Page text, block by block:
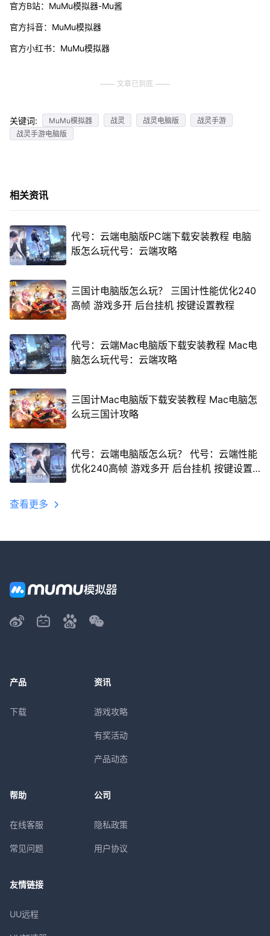
官方B站：MuMu模拟器-Mu酱
官方抖音：MuMu模拟器
官方小红书：MuMu模拟器
文章已到底
关键词: MuMu模拟器 战灵 战灵电脑版
战灵手游
战灵手游电脑版
相关资讯
代号：云端电脑版PC端下载安装教程 电脑
版怎么玩代号：云端攻略
三国计电脑版怎么玩？ 三国计性能优化240
高帧 游戏多开 后台挂机 按键设置教程
代号：云端Mac电脑版下载安装教程 Mac电
脑怎么玩代号：云端攻略
三国计Mac电脑版下载安装教程 Mac电脑怎
么玩三国计攻略
代号：云端电脑版怎么玩？ 代号：云端性能
优化240高帧 游戏多开 后台挂机 按键设置
查看更多
产品
下载
资讯
游戏攻略
有奖活动
产品动态
帮助
在线客服
常见问题
公司
隐私政策
用户协议
友情链接
UU远程